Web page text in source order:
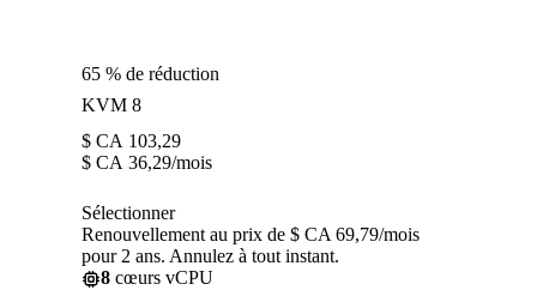
65 % de réduction
KVM 8
$ CA 103,29
$ CA 36,29/mois
Sélectionner
Renouvellement au prix de $ CA 69,79/mois
pour 2 ans. Annulez à tout instant.
8 cœurs vCPU